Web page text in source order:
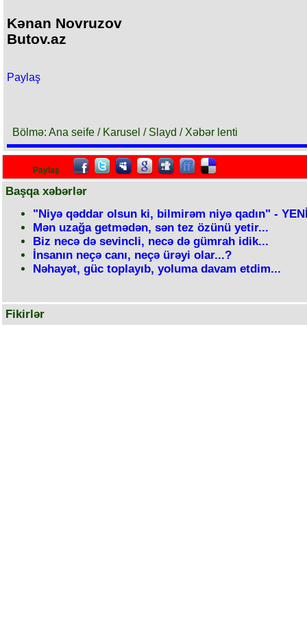
Kənan Novruzov
Butov.az
Paylaş
Bölmə: Ana seife / Karusel / Slayd / Xəbər lenti
Paylaş
Başqa xəbərlər
"Niyə qəddar olsun ki, bilmirəm niyə qadın" -
Mən uzağa getmədən, sən tez özünü yetir...
Biz necə də sevincli, necə də gümrah idik...
İnsanın neçə canı, neçə ürəyi olar...?
Nəhayət, güc toplayıb, yoluma davam etdim...
Fikirlər